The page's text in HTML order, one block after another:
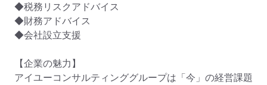
◆税務リスクアドバイス
◆財務アドバイス
◆会社設立支援
【企業の魅力】
アイユーコンサルティンググループは「今」の経営課題